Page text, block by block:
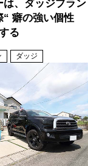
は、ダッジブラン
“ 癖の強い個性
る
ダッジ